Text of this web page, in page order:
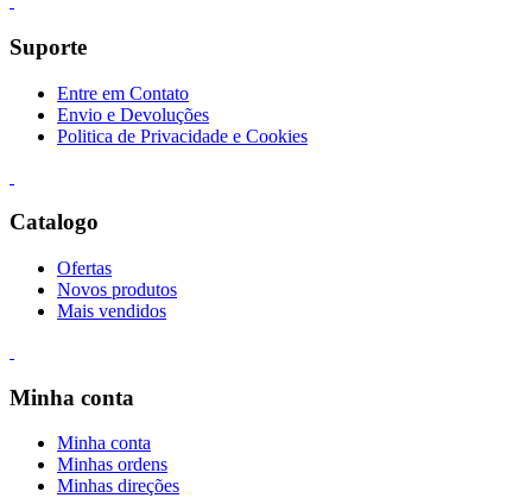
Suporte
Entre em Contato
Envio e Devoluções
Politica de Privacidade e Cookies
Catalogo
Ofertas
Novos produtos
Mais vendidos
Minha conta
Minha conta
Minhas ordens
Minhas direções